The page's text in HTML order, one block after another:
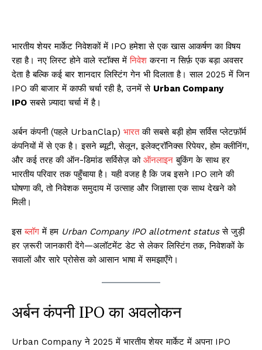
भारतीय शेयर मार्केट निवेशकों में IPO हमेशा से एक खास आकर्षण का विषय
रहा है। नए लिस्ट होने वाले स्टॉक्स मेंनिवेश करना न सिर्फ़ एक बड़ा अवसर
देता है बल्कि कई बार शानदार लिस्टिंग गेन भी दिलाता है। साल 2025 में जिन
IPO की बाजार में काफी चर्चा रही है, उनमें से Urban Company
IPO सबसे ज़्यादा चर्चा में है।
अर्बन कंपनी (पहले UrbanClap) भारतकी सबसे बड़ी होम सर्विस प्लेटफ़ॉर्म
कंपनियों में से एक है। इसने ब्यूटी, सेलून, इलेक्ट्रॉनिक्स रिपेयर, होम क्लीनिंग,
और कई तरह की ऑन-डिमांड सर्विसेज़ को ऑनलाइन बुकिंग के साथ हर
भारतीय परिवार तक पहुँचाया है। यही वजह है कि जब इसने IPO लाने की
घोषणा की, तो निवेशक समुदाय में उत्साह और जिज्ञासा एक साथ देखने को
मिली।
इसब्लॉग में हम Urban Company IPO allotment statusसे जुड़ी
हर ज़रूरी जानकारी देंगे—अलॉटमेंट डेट से लेकर लिस्टिंग तक, निवेशकों के
सवालों और सारे प्रोसेस को आसान भाषा में समझाएँगे।
अर्बन कंपनी IPO का अवलोकन
Urban Company ने 2025 में भारतीय शेयर मार्केट में अपना IPO